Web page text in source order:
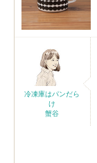
冷凍庫はパンだら
け
蟹谷